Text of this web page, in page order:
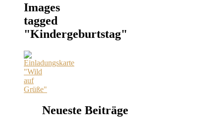
Images
tagged
"Kindergeburtstag"
Neueste Beiträge